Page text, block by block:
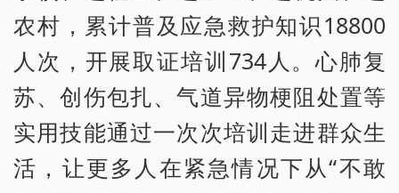
农村，累计普及应急救护知识18800
人次，开展取证培训734人。心肺复
苏、创伤包扎、气道异物梗阻处置等
实用技能通过一次次培训走进群众生
活，让更多人在紧急情况下从“不敢